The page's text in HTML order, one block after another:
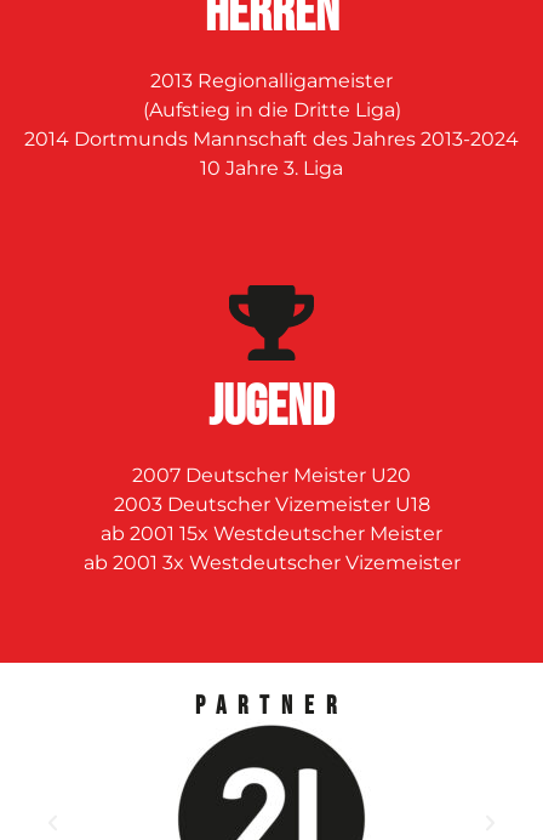
Herren
2013 Regionalligameister
(Aufstieg in die Dritte Liga)
2014 Dortmunds Mannschaft des Jahres 2013-2024
10 Jahre 3. Liga
JUGEND
2007 Deutscher Meister U20
2003 Deutscher Vizemeister U18
ab 2001 15x Westdeutscher Meister
ab 2001 3x Westdeutscher Vizemeister
Partner